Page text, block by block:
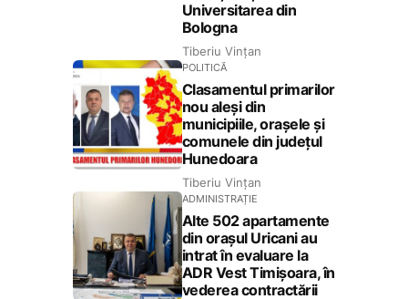
Universitarea din
Bologna
Tiberiu Vințan
POLITICĂ
Clasamentul primarilor
nou aleși din
municipiile, orașele și
comunele din județul
Hunedoara
Tiberiu Vințan
ADMINISTRAȚIE
Alte 502 apartamente
din orașul Uricani au
intrat în evaluare la
ADR Vest Timișoara, în
vederea contractării